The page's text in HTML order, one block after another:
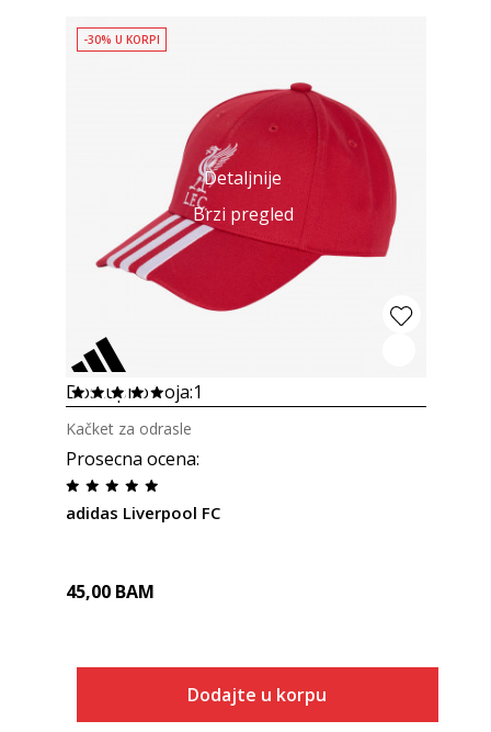
Detaljnije
Brzi pregled
-30% U KORPI
Dostupno boja:1
Prosecna ocena:
adidas Liverpool FC
Kačket za odrasle
45,00 BAM
Dodajte u korpu